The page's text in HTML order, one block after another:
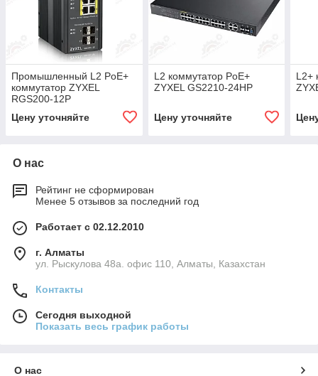
Промышленный L2 PoE+
коммутатор ZYXEL
RGS200-12P
Цену уточняйте
L2 коммутатор PoE+
ZYXEL GS2210-24HP
Цену уточняйте
L2+
О нас
Рейтинг не сформирован
Менее 5 отзывов за последний год
Работает с 02.12.2010
г. Алматы
ул. Рыскулова 48а. офис 110, Алматы, Казахстан
Контакты
Сегодня выходной
Показать весь график работы
О нас